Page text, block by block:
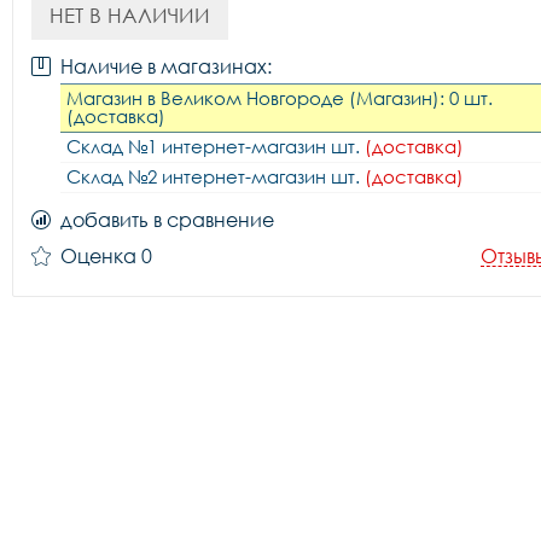
НЕТ В НАЛИЧИИ
Наличие в магазинах:
Магазин в Великом Новгороде (Магазин): 0 шт.
(доставка)
Склад №1 интернет-магазин шт. (доставка)
Склад №2 интернет-магазин шт. (доставка)
добавить в сравнение
Оценка 0